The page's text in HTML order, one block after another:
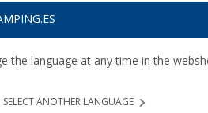
the language at any time in the
SELECT ANOTHER LANGUAGE